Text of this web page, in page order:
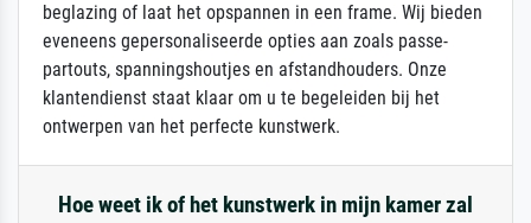
beglazing of laat het opspannen in een frame. Wij bieden
eveneens gepersonaliseerde opties aan zoals passe-
partouts, spanningshoutjes en afstandhouders. Onze
klantendienst staat klaar om u te begeleiden bij het
ontwerpen van het perfecte kunstwerk.
Hoe weet ik of het kunstwerk in mijn kamer zal